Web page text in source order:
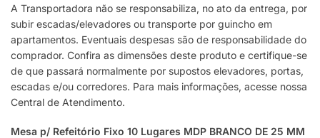
A Transportadora não se responsabiliza, no ato da entrega, por
subir escadas/elevadores ou transporte por guincho em
apartamentos. Eventuais despesas são de responsabilidade do
comprador. Confira as dimensões deste produto e certifique-se
de que passará normalmente por supostos elevadores, portas,
escadas e/ou corredores. Para mais informações, acesse nossa
Central de Atendimento.
Mesa p/ Refeitório Fixo 10 Lugares MDP BRANCO DE 25 MM